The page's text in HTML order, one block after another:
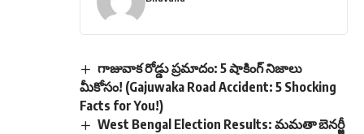
గాజువాక రోడ్డు ప్రమాదం: 5 షాకింగ్ నిజాలు
మీకోసం! (Gajuwaka Road Accident: 5 Shocking
Facts for You!)
West Bengal Election Results: మమతా బెనర్జీ